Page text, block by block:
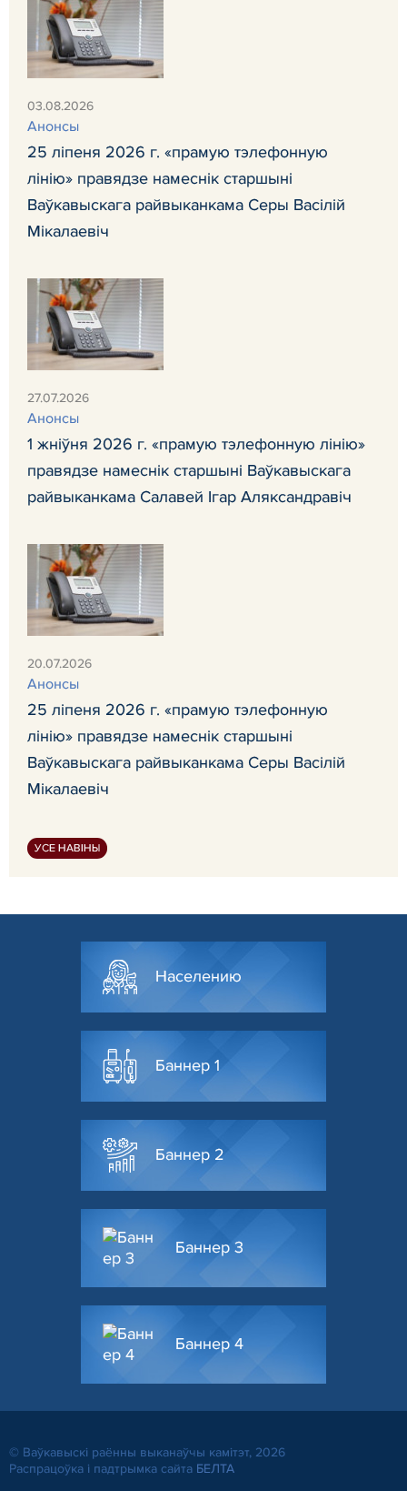
03.08.2026
Анонсы
25 ліпеня 2026 г. «прамую тэлефонную
лінію» правядзе намеснік старшыні
Ваўкавыскага райвыканкама Серы Васілій
Мікалаевіч
27.07.2026
Анонсы
1 жніўня 2026 г. «прамую тэлефонную лінію»
правядзе намеснік старшыні Ваўкавыскага
райвыканкама Салавей Ігар Аляксандравіч
20.07.2026
Анонсы
25 ліпеня 2026 г. «прамую тэлефонную
лінію» правядзе намеснік старшыні
Ваўкавыскага райвыканкама Серы Васілій
Мікалаевіч
УСЕ НАВІНЫ
Населению
Баннер 1
Баннер 2
Баннер 3
Баннер 4
© Ваўкавыскі раённы выканаўчы камітэт, 2026
Распрацоўка і падтрымка сайта БЕЛТА